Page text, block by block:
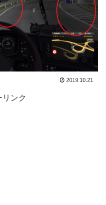
2019.10.21
リンク